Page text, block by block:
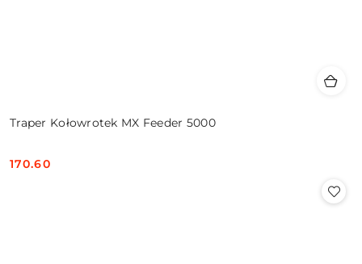
Traper Kołowrotek MX Feeder 5000
Cena:
170.60